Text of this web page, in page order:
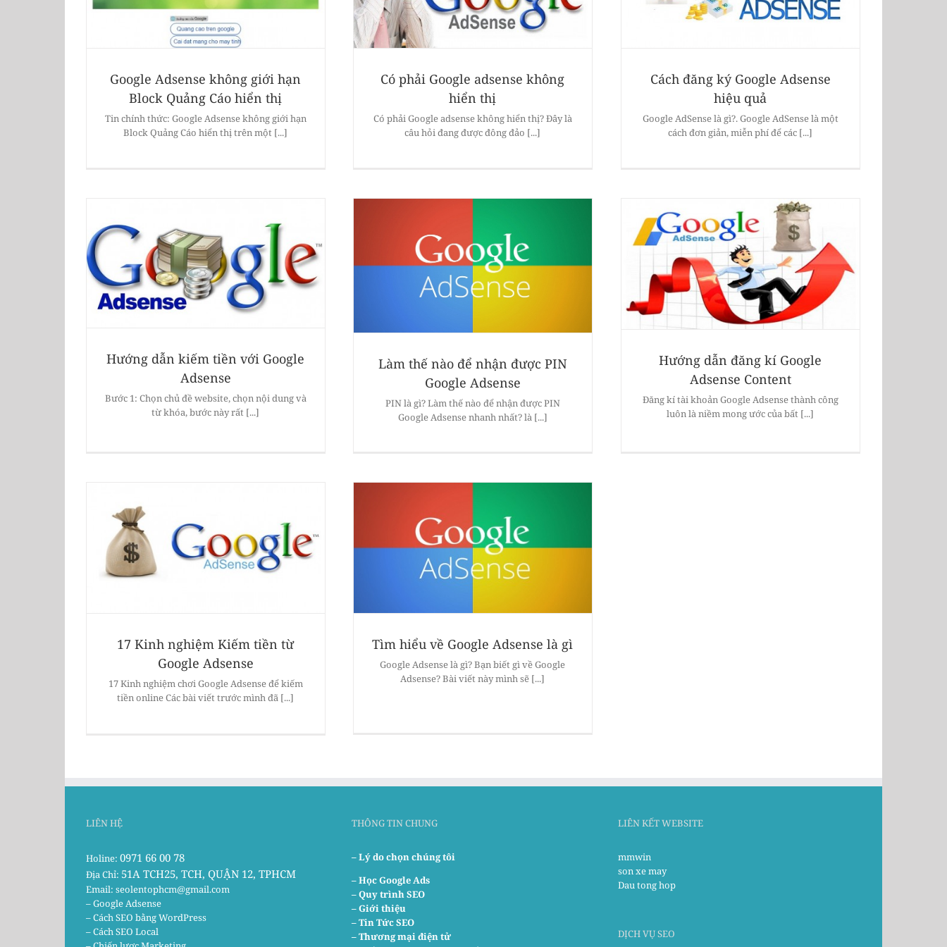
Google Adsense không giới hạn
Block Quảng Cáo hiển thị
Tin chính thức: Google Adsense không giới hạn
Block Quảng Cáo hiển thị trên một [...]
Có phải Google adsense không
hiển thị
Có phải Google adsense không hiển thị? Đây là
câu hỏi đang được đông đảo [...]
Cách đăng ký Google Adsense
hiệu quả
Google AdSense là gì?. Google AdSense là một
cách đơn giản, miễn phí để các [...]
Hướng dẫn kiếm tiền với Google
Adsense
Bước 1: Chọn chủ đề website, chọn nội dung và
từ khóa, bước này rất [...]
Làm thế nào để nhận được PIN Google
Adsense
Làm thế nào để nhận được PIN
Google Adsense
PIN là gì? Làm thế nào để nhận được PIN
Google Adsense nhanh nhất? là [...]
Hướng dẫn đăng kí Google Adsense Content
Hướng dẫn đăng kí Google
Adsense Content
Đăng kí tài khoản Google Adsense thành công
luôn là niềm mong ước của bất [...]
17 Kinh nghiệm Kiếm tiền từ
Google Adsense
17 Kinh nghiệm chơi Google Adsense để kiếm
tiền online Các bài viết trước mình đã [...]
Tìm hiểu về Google Adsense là gì
Tìm hiểu về Google Adsense là gì
Google Adsense là gì? Bạn biết gì về Google
Adsense? Bài viết này mình sẽ [...]
LIÊN HỆ
Holine: 0971 66 00 78
Địa Chỉ: 51A TCH25, TCH, QUẬN 12, TPHCM
Email: seolentophcm@gmail.com
– Google Adsense
– Cách SEO bằng WordPress
– Cách SEO Local
THÔNG TIN CHUNG
– Lý do chọn chúng tôi
–Học Google Ads
– Quy trình SEO
– Giới thiệu
– Tin Tức SEO
– Thương mại điện tử
LIÊN KẾT WEBSITE
mmwin
son xe may
Dau tong hop
DỊCH VỤ SEO